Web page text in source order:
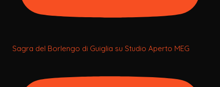
Sagra del Borlengo di Guiglia su Studio Aperto MEG